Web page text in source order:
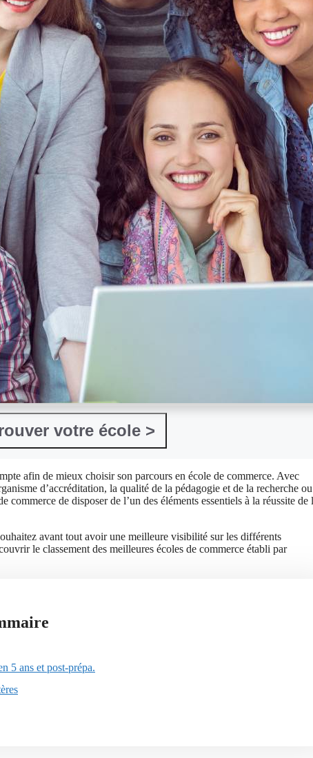
On vous aide à trouver votre école >
afin de mieux choisir son parcours en école de commerce. Avec
d’accréditation, la qualité de la pédagogie et de la recherche ou
de disposer de l’un des éléments essentiels à la réussite de
avant tout avoir une meilleure visibilité sur les différents
le classement des meilleures écoles de commerce établi par
5 ans et post-prépa.